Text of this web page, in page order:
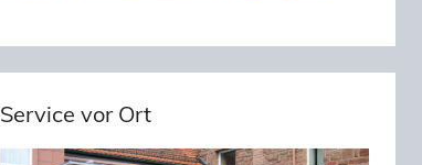
Service vor Ort